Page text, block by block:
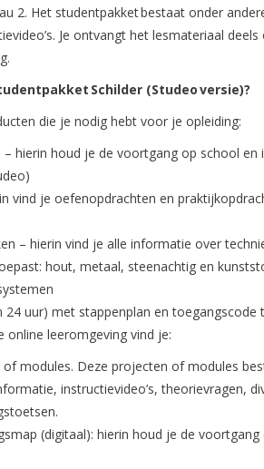
2. Het studentpakket bestaat onder
Je ontvangt het lesmateriaal
Schilder (Studeo versie)?
die je nodig hebt voor je opleiding:
hierin houd je de voortgang op school en
vind je oefenopdrachten en
– hierin vind je alle informatie over
hout, metaal, steenachtig en
24 uur) met stappenplan en
online leeromgeving vind je:
of modules. Deze projecten of modules
instructievideo’s, theorievragen,
(digitaal): hierin houd je de